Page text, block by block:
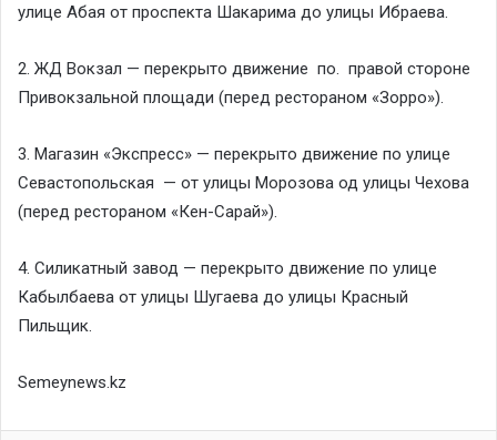
улице Абая от проспекта Шакарима до улицы Ибраева.
2. ЖД Вокзал — перекрыто движение по. правой стороне
Привокзальной площади (перед рестораном «Зорро»).
3. Магазин «Экспресс» — перекрыто движение по улице
Севастопольская — от улицы Морозова од улицы Чехова
(перед рестораном «Кен-Сарай»).
4. Силикатный завод — перекрыто движение по улице
Кабылбаева от улицы Шугаева до улицы Красный
Пильщик.
Semeynews.kz